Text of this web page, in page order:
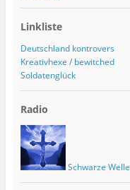
Linkliste
Deutschland kontrovers
Kreativhexe / bewitched
Soldatenglück
Radio
Schwarze Welle